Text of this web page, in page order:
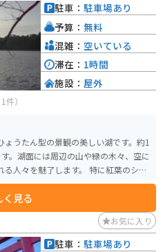
件）
ょうたん型の景観の美しい湖です。約1
。湖面には周辺の山や緑の木々、空に
了します。 特に紅葉のシー
を彩ります。水辺には珍しい植物を
県内で唯一自生していると言われて
るため、旬の風景を求めて多くの人
ります。
く見る
駐車： 駐車場あり
予算： 無料
混雑： 空いている
滞在： 1時間
施設： 屋外
お気に入り
駐車： 駐車場あり